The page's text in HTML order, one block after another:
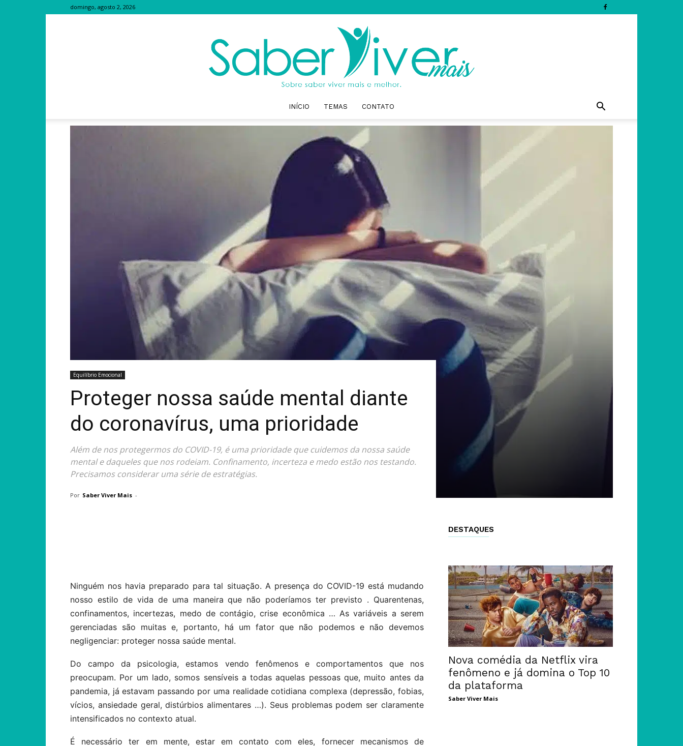
domingo, agosto 2, 2026
Saber
Mais
INÍCIO TEMAS CONTATO
Equilíbrio Emocional
Proteger nossa saúde mental diante
do coronavírus, uma prioridade
Além de nos protegermos do COVID-19, é uma prioridade que cuidemos da nossa saúde
mental e daqueles que nos rodeiam. Confinamento, incerteza e medo estão nos testando.
Precisamos considerar uma série de estratégias.
Por Saber Viver Mais -
Ninguém nos havia preparado para tal situação. A presença do COVID-19 está mudando
nosso estilo de vida de uma maneira que não poderíamos ter previsto . Quarentenas,
confinamentos, incertezas, medo de contágio, crise econômica … As variáveis ​​a serem
gerenciadas são muitas e, portanto, há um fator que não podemos e não devemos
negligenciar: proteger nossa saúde mental.
Do campo da psicologia, estamos vendo fenômenos e comportamentos que nos
preocupam. Por um lado, somos sensíveis a todas aquelas pessoas que, muito antes da
pandemia, já estavam passando por uma realidade cotidiana complexa (depressão, fobias,
vícios, ansiedade geral, distúrbios alimentares …). Seus problemas podem ser claramente
intensificados no contexto atual.
É necessário ter em mente, estar em contato com eles, fornecer mecanismos de
DESTAQUES
Nova comédia da Netflix vira
fenômeno e já domina o Top 10
da plataforma
Saber Viver Mais